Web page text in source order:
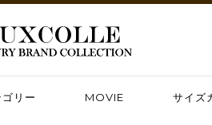
リー MOVIE サイズ